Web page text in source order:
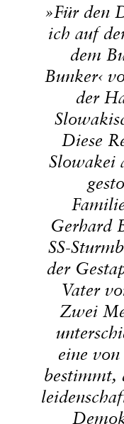
»Für den
ich auf
dem
Bunker‹
der
Diese
Slowakei
Gerhard
SS-
der
Vater
Zwei
eine
bestimmt,